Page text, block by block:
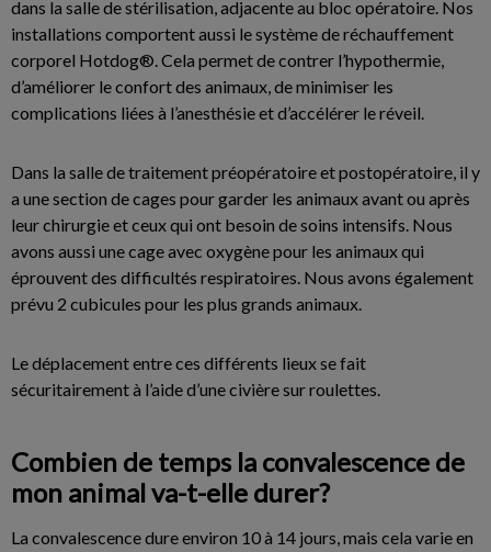
dans la salle de stérilisation, adjacente au bloc opératoire. Nos
installations comportent aussi le système de réchauffement
corporel Hotdog®. Cela permet de contrer l’hypothermie,
d’améliorer le confort des animaux, de minimiser les
complications liées à l’anesthésie et d’accélérer le réveil.
Dans la salle de traitement préopératoire et postopératoire, il y
a une section de cages pour garder les animaux avant ou après
leur chirurgie et ceux qui ont besoin de soins intensifs. Nous
avons aussi une cage avec oxygène pour les animaux qui
éprouvent des difficultés respiratoires. Nous avons également
prévu 2 cubicules pour les plus grands animaux.
Le déplacement entre ces différents lieux se fait
sécuritairement à l’aide d’une civière sur roulettes.
Combien de temps la convalescence de
mon animal va-t-elle durer?
La convalescence dure environ 10 à 14 jours, mais cela varie en